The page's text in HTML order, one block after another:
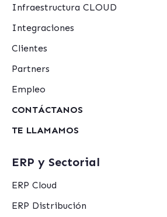
Infraestructura CLOUD
Integraciones
Clientes
Partners
Empleo
CONTÁCTANOS
TE LLAMAMOS
ERP y Sectorial
ERP Cloud
ERP Distribución